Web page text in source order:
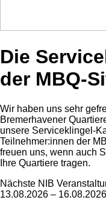
Die
der MBQ-
Wir haben uns sehr
Bremerhavener
unsere Serviceklingel-
Teilnehmer:innen der
freuen uns, wenn auch
Ihre Quartiere tragen.
Nächste NIB
13.08.2026 – 16.08.2026